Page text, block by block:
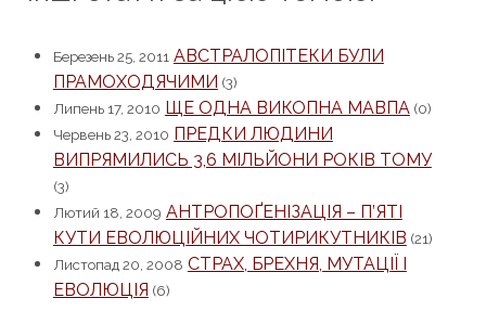
Березень 25, 2011 АВСТРАЛОПІТЕКИ БУЛИ
ПРАМОХОДЯЧИМИ (3)
Липень 17, 2010 ЩЕ ОДНА ВИКОПНА МАВПА(0)
Червень 23, 2010 ПРЕДКИ ЛЮДИНИ
ВИПРЯМИЛИСЬ 3,6 МІЛЬЙОНИ РОКІВ ТОМУ
(3)
Лютий 18, 2009 АНТРОПОҐЕНІЗАЦІЯ – П’ЯТІ
КУТИ ЕВОЛЮЦІЙНИХ ЧОТИРИКУТНИКІВ (21)
Листопад 20, 2008 СТРАХ, БРЕХНЯ, МУТАЦІЇ І
ЕВОЛЮЦІЯ (6)